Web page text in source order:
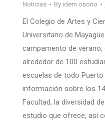
Noticias By idem.osorio
El Colegio de Artes y
Universitario de
campamento de
alrededor de 100
escuelas de todo
información sobre los
Facultad, la diversidad
estudio que ofrece, así